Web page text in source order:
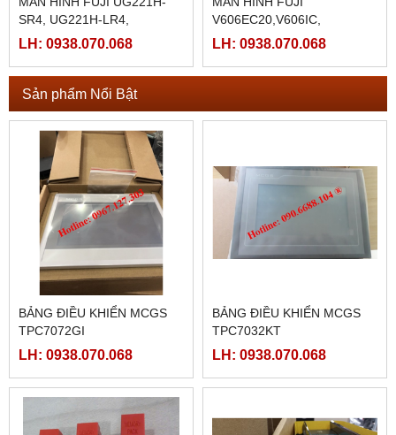
SR4, UG221H-LR4,
UG221H-LE4
LH: 0938.070.068
V606EC20,V606IC,
V606EM10, V606EM20
LH: 0938.070.068
Sản phẩm Nổi Bật
BẢNG ĐIỀU KHIỂN MCGS
TPC7072GI
LH: 0938.070.068
BẢNG ĐIỀU KHIỂN MCGS
TPC7032KT
LH: 0938.070.068